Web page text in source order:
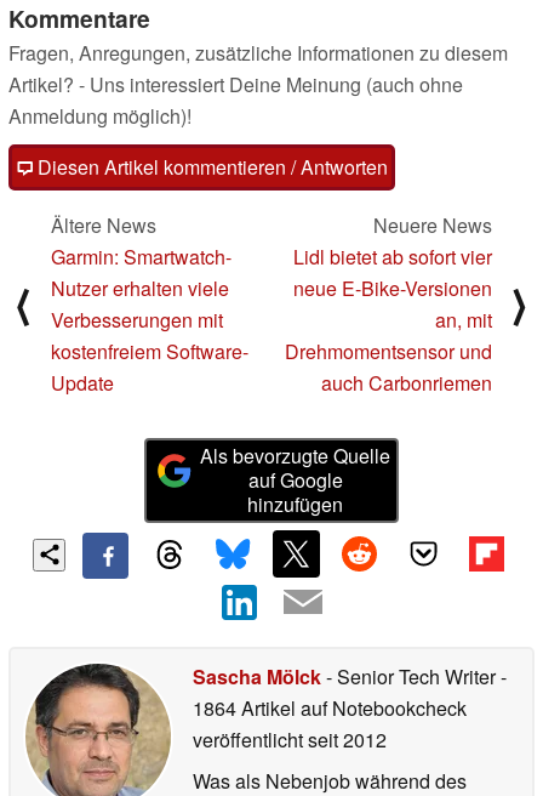
Kommentare
Fragen, Anregungen, zusätzliche Informationen zu diesem
Artikel? - Uns interessiert Deine Meinung (auch ohne
Anmeldung möglich)!
Diesen Artikel kommentieren / Antworten
⟨
Ältere News
Garmin: Smartwatch-
Nutzer erhalten viele
Verbesserungen mit
kostenfreiem Software-
Update
Neuere News
Lidl bietet ab sofort vier
neue E-Bike-Versionen
an, mit
Drehmomentsensor und
auch Carbonriemen
⟩
Als bevorzugte Quelle
auf Google
hinzufügen
Sascha Mölck- Senior Tech Writer-
1864 Artikel auf Notebookcheck
veröffentlichtseit 2012
Was als Nebenjob während des